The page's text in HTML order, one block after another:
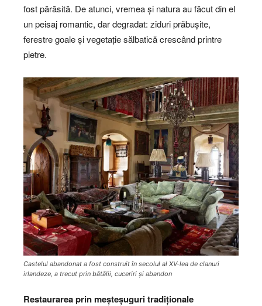
fost părăsită. De atunci, vremea și natura au făcut din el
un peisaj romantic, dar degradat: ziduri prăbușite,
ferestre goale și vegetație sălbatică crescând printre
pietre.
Castelul abandonat a fost construit în secolul al XV-lea de clanuri
irlandeze, a trecut prin bătălii, cuceriri și abandon
Restaurarea prin meșteșuguri tradiționale